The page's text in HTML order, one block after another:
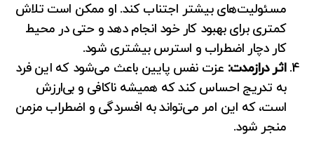
مسئولیت‌های بیشتر اجتناب کند. او ممکن است تلاش
کمتری برای بهبود کار خود انجام دهد و حتی در محیط
کار دچار اضطراب و استرس بیشتری شود.
اثر درازمدت:عزت نفس پایین باعث می‌شود که این فرد
به تدریج احساس کند که همیشه ناکافی و بی‌ارزش
است، که این امر می‌تواند به افسردگی و اضطراب مزمن
منجر شود.